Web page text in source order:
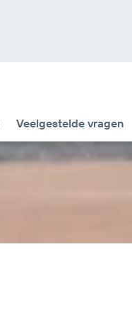
Veelgestelde vragen